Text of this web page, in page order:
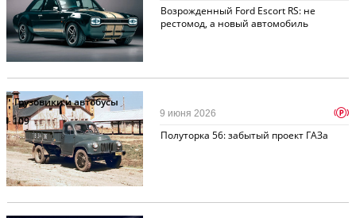
Возрожденный Ford Escort RS: не
рестомод, а новый автомобиль
Грузовики и автобусы
109
Полуторка 56: забытый проект ГАЗа
9 июня 2026 p